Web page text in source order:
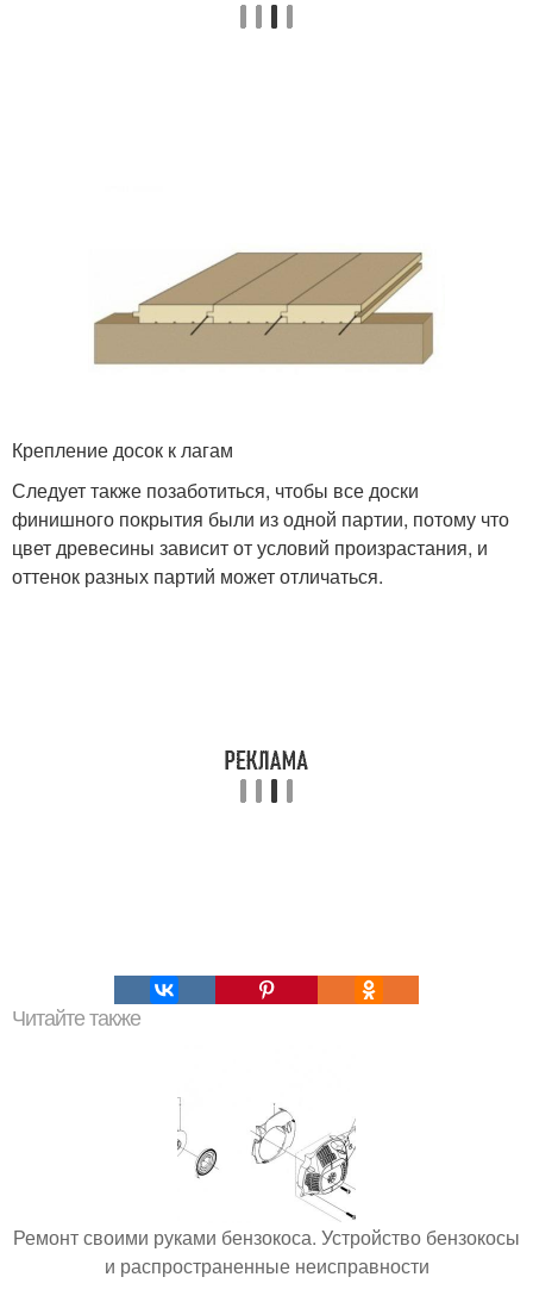
Крепление досок к лагам
Следует также позаботиться, чтобы все доски
финишного покрытия были из одной партии, потому что
цвет древесины зависит от условий произрастания, и
оттенок разных партий может отличаться.
Читайте также
Ремонт своими руками бензокоса. Устройство бензокосы
и распространенные неисправности